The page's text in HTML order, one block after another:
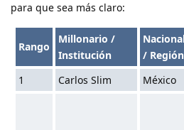
para que sea más claro:
Rango
Millonario /
Institución
/ Región
1
Carlos Slim México